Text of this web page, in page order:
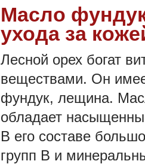
Масло
ухода за
Лесной орех богат
веществами. Он
фундук, лещина.
обладает
В его составе
групп В и